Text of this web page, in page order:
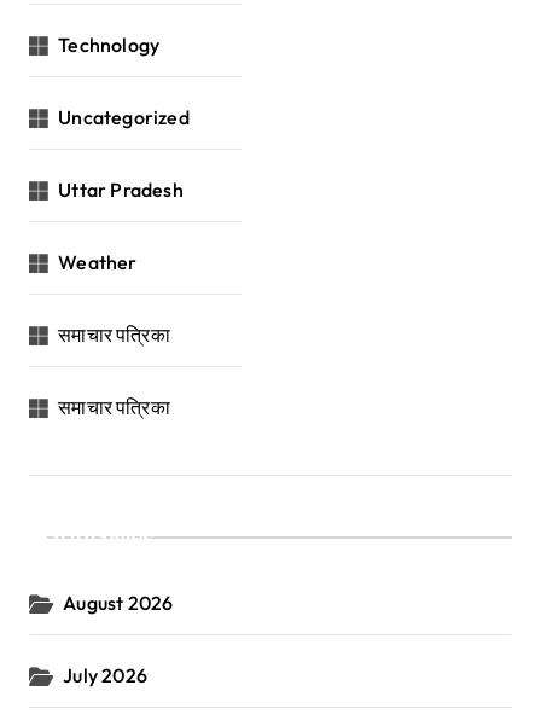
Technology
Uncategorized
Uttar Pradesh
Weather
समाचार पत्रिका
समाचार पत्रिका
Archives
August 2026
July 2026